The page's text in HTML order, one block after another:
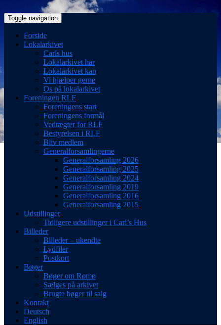
Toggle navigation
Forside
Lokalarkivet
Carls hus
Lokalarkivet har
Lokalarkivet kan
Vi hjælper gerne
Os på lokalarkivet
Foreningen RLF
Foreningens start
Foreningens formål
Vedtægter for RLF
Bestyrelsen i RLF
Bliv medlem
Generalforsamlingerne
Generalforsamling 2026
Generalforsamling 2025
Generalforsamling 2024
Generalforsamling 2019
Generalforsamling 2016
Generalforsamling 2015
Udstillinger
Tidligere udstillinger i Carl’s Hus
Billeder
Billeder – ukendte
Lydfiler
Postkort
Bøger
Bøger om Rømø
Sælges på arkivet
Brugte bøger til salg
Kontakt
Deutsch
English